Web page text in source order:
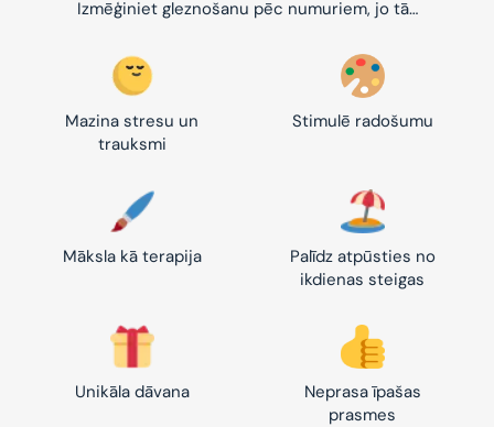
Izmēģiniet gleznošanu pēc numuriem, jo tā…
Mazina stresu un
trauksmi
Stimulē radošumu
Māksla kā terapija
Palīdz atpūsties no
ikdienas steigas
Unikāla dāvana
Neprasa īpašas
prasmes